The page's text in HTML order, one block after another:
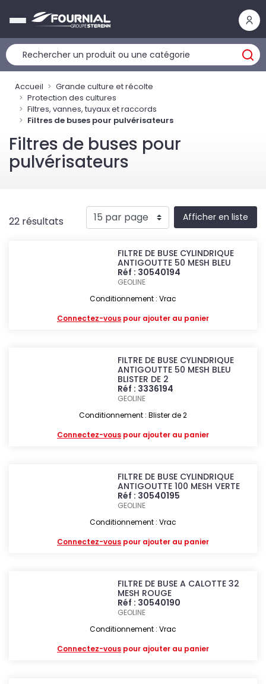
Accueil
Grande culture et récolte
Protection des cultures
Filtres, vannes, tuyaux et raccords
Filtres de buses pour pulvérisateurs
Filtres de buses pour
pulvérisateurs
22 résultats Afficher en liste
FILTRE DE BUSE CYLINDRIQUE
ANTIGOUTTE 50 MESH BLEU
Réf : 30540194
GEOLINE
Conditionnement : Vrac
Connectez-vous pour ajouter au panier
FILTRE DE BUSE CYLINDRIQUE
ANTIGOUTTE 50 MESH BLEU
BLISTER DE 2
Réf : 3336194
GEOLINE
Conditionnement : Blister de 2
Connectez-vous pour ajouter au panier
FILTRE DE BUSE CYLINDRIQUE
ANTIGOUTTE 100 MESH VERTE
Réf : 30540195
GEOLINE
Conditionnement : Vrac
Connectez-vous pour ajouter au panier
FILTRE DE BUSE A CALOTTE 32
MESH ROUGE
Réf : 30540190
GEOLINE
Conditionnement : Vrac
Connectez-vous pour ajouter au panier